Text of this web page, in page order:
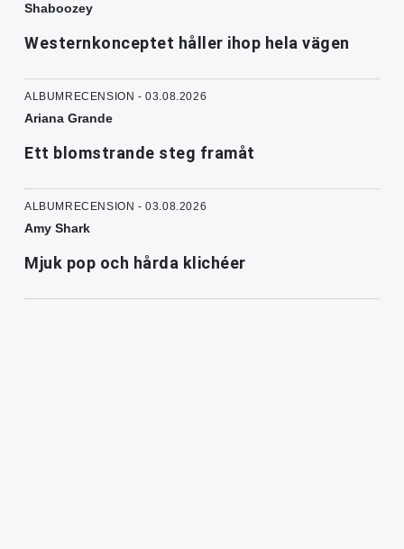
Shaboozey
Westernkonceptet håller ihop hela vägen
ALBUMRECENSION - 03.08.2026
Ariana Grande
Ett blomstrande steg framåt
ALBUMRECENSION - 03.08.2026
Amy Shark
Mjuk pop och hårda klichéer